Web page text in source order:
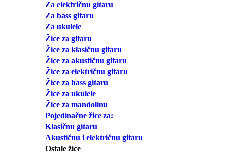
Za električnu gitaru
Za bass gitaru
Za ukulele
Žice za gitaru
Žice za klasičnu gitaru
Žice za akustičnu gitaru
Žice za električnu gitaru
Žice za bass gitaru
Žice za ukulele
Žice za mandolinu
Pojedinačne žice za:
Klasičnu gitaru
Akustičnu i električnu gitaru
Ostale žice